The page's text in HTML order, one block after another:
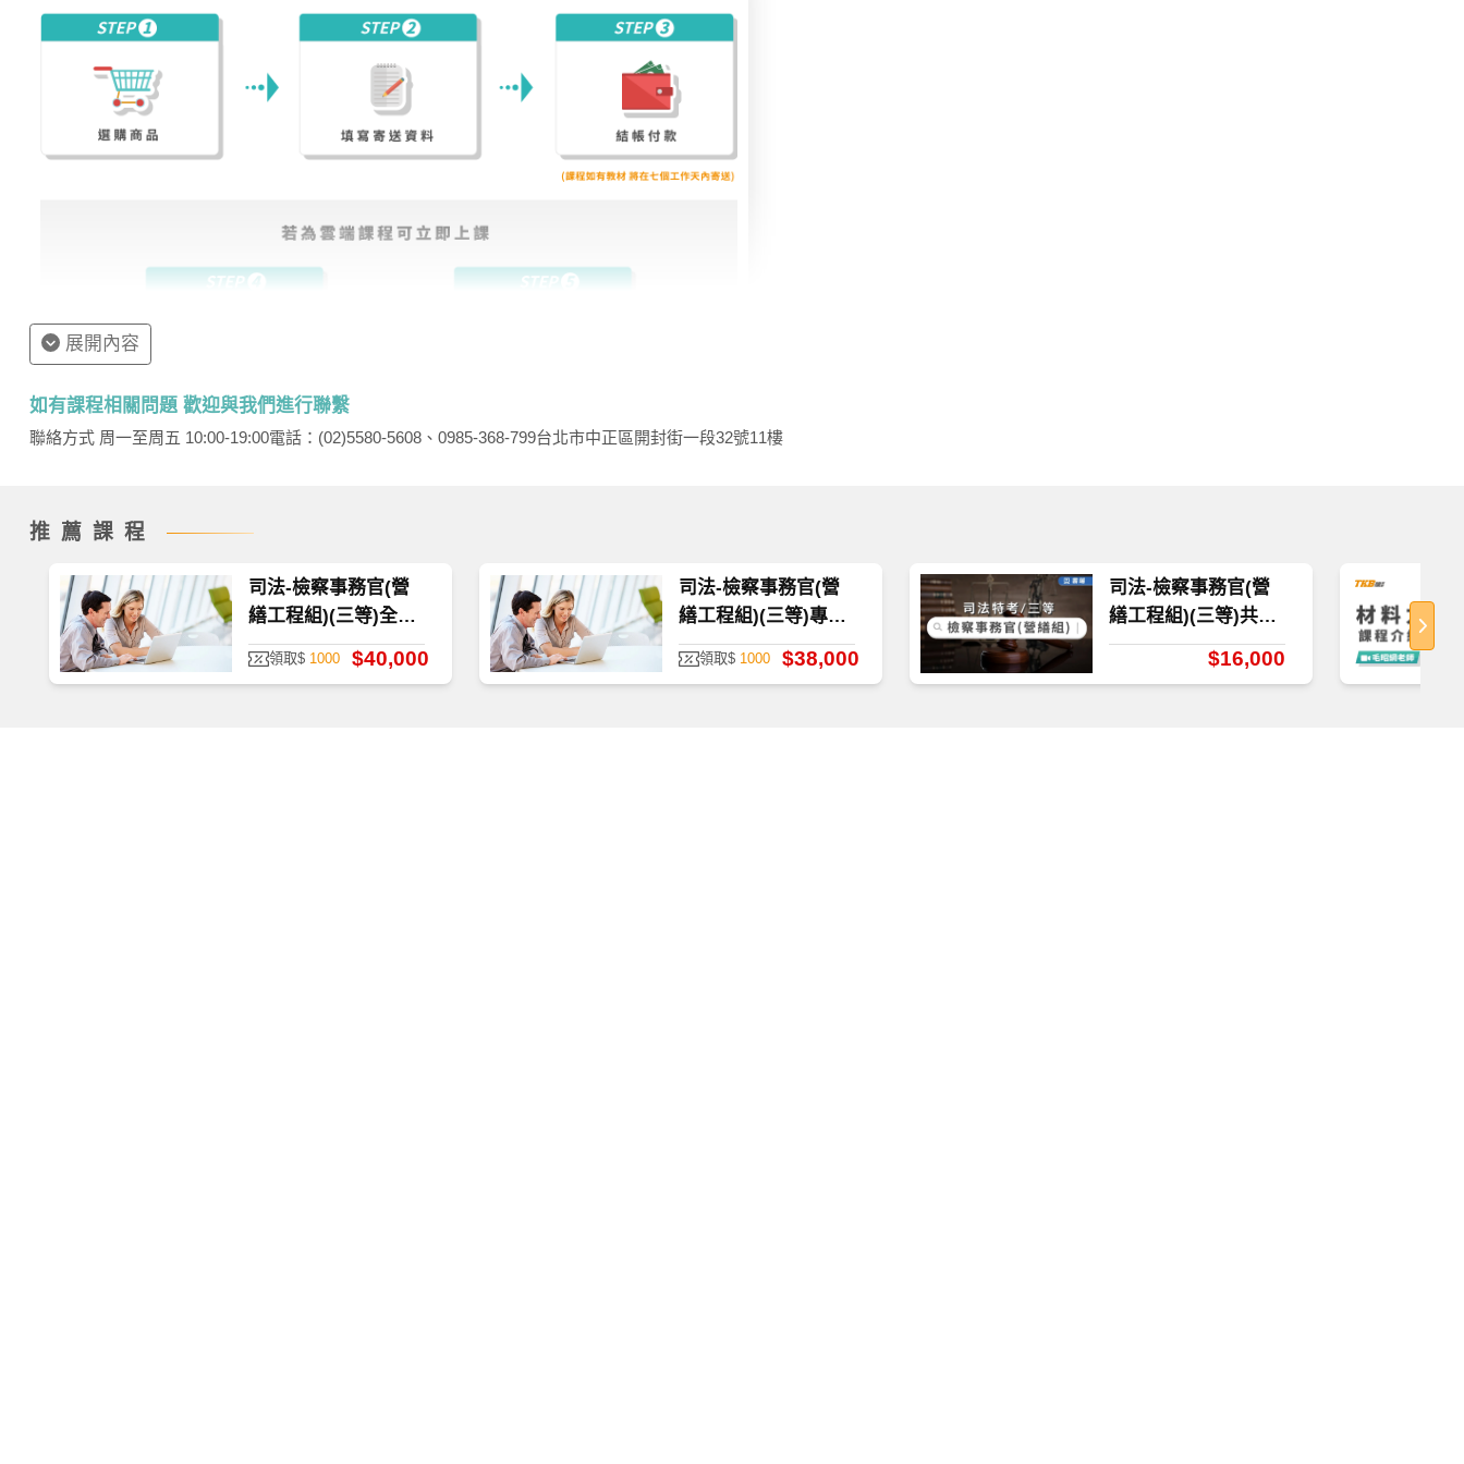
如何查看課程
首次使用，請至TKBTV 下載並安裝「課程播放器」。
展開內容
如有課程相關問題 歡迎與我們進行聯繫
聯絡方式 周一至周五 10:00-19:00電話：(02)5580-5608、0985-368-799台北市中正區開封街一段32號11樓
推薦課程
司法-檢察事務官(營
繕工程組)(三等)全修-
雲端
領取$ 1000 $40,000
司法-檢察事務官(營
繕工程組)(三等)專業
科目-雲端
領取$ 1000 $38,000
司法-檢察事務官(營
繕工程組)(三等)共同
科目-雲端
$16,000